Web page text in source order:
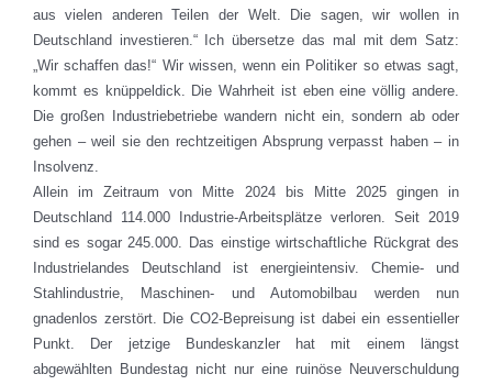
aus vielen anderen Teilen der Welt. Die sagen, wir wollen in
Deutschland investieren.“ Ich übersetze das mal mit dem Satz:
„Wir schaffen das!“ Wir wissen, wenn ein Politiker so etwas sagt,
kommt es knüppeldick. Die Wahrheit ist eben eine völlig andere.
Die großen Industriebetriebe wandern nicht ein, sondern ab oder
gehen – weil sie den rechtzeitigen Absprung verpasst haben – in
Insolvenz.
Allein im Zeitraum von Mitte 2024 bis Mitte 2025 gingen in
Deutschland 114.000 Industrie-Arbeitsplätze verloren. Seit 2019
sind es sogar 245.000. Das einstige wirtschaftliche Rückgrat des
Industrielandes Deutschland ist energieintensiv. Chemie- und
Stahlindustrie, Maschinen- und Automobilbau werden nun
gnadenlos zerstört. Die CO2-Bepreisung ist dabei ein essentieller
Punkt. Der jetzige Bundeskanzler hat mit einem längst
abgewählten Bundestag nicht nur eine ruinöse Neuverschuldung